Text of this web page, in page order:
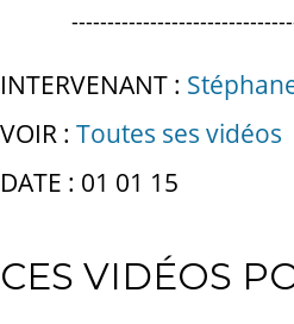
INTERVENANT :
VOIR : Toutes ses vidéos
DATE : 01 01 15
CES VIDÉOS